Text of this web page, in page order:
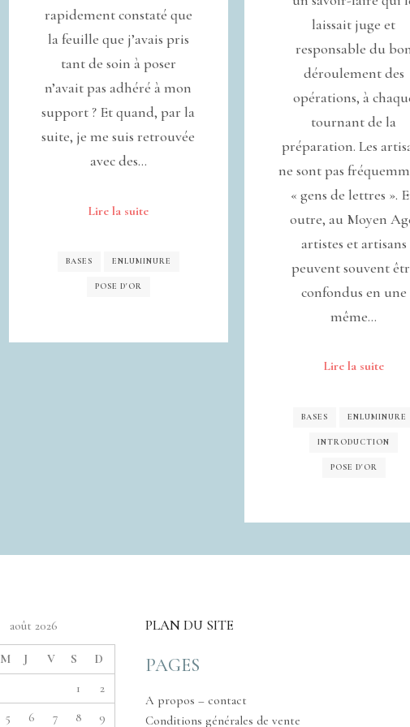
rapidement constaté que
la feuille que j’avais pris
tant de soin à poser
n’avait pas adhéré à mon
support ? Et quand, par la
suite, je me suis retrouvée
avec des…
Lire la suite
BASES ENLUMINURE
POSE D'OR
laissait juge et
responsable du
déroulement des
opérations, à
tournant de la
préparation. Les
ne sont pas
« gens de lettres ».
outre, au Moyen
artistes et artisans
peuvent souvent
confondus en une
même…
Lire la suite
BASES ENLUMINURE
INTRODUCTION
POSE D'OR
août 2026
M J V S
D
1
2
5 6 7 8 9
PLAN DU SITE
PAGES
A propos – contact
Conditions générales de vente